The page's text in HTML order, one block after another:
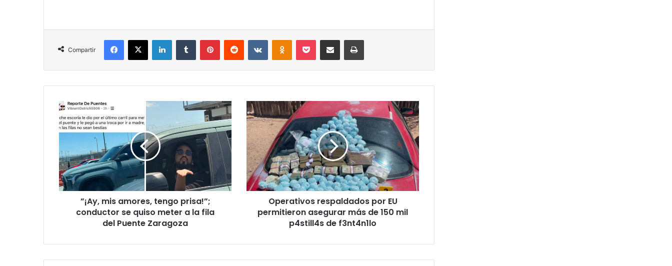
Compartir
Facebook
X LinkedInTumblr PinterestReddit VKontakteOdnoklassniki
Pocket Share via Email Print
”¡Ay,
mis
amores,
conductor
se
quiso
meter
”¡Ay, mis amores, tengo prisa!”;
conductor se quiso meter a la fila
del Puente Zaragoza
Operativos
respaldados
por
EU
permitieron
asegurar
más
de
150
p4still4s
Operativos respaldados por EU
permitieron asegurar más de 150 mil
p4still4s de f3nt4n1lo